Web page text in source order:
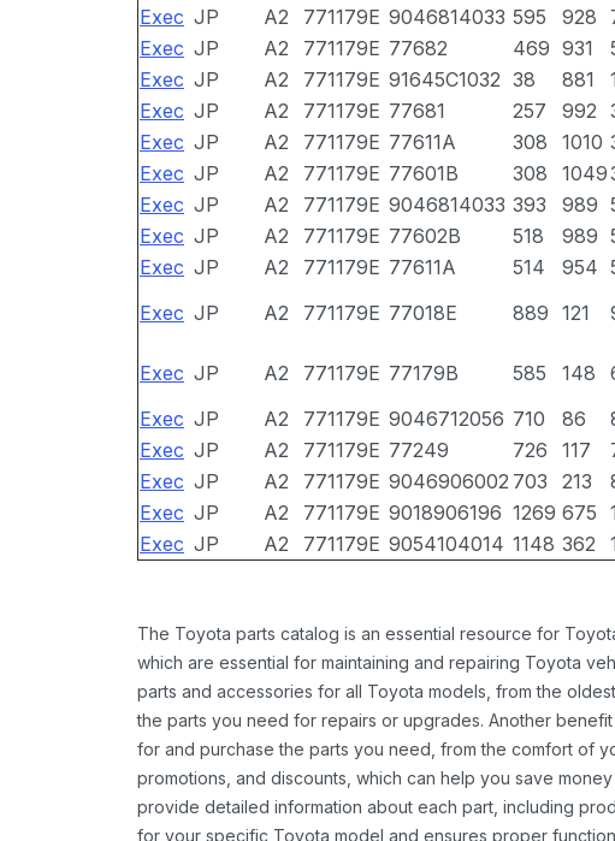
Exec JP A2 771179E 9046814033 595 928
Exec JP A2 771179E 77682 469 931
Exec JP A2 771179E 91645C1032 38 881
Exec JP A2 771179E 77681 257 992
Exec JP A2 771179E 77611A 308 1010
Exec JP A2 771179E 77601B 308 1049
Exec JP A2 771179E 9046814033 393 989
Exec JP A2 771179E 77602B 518 989
Exec JP A2 771179E 77611A 514 954
Exec JP A2 771179E 77018E 889 121
Exec JP A2 771179E 77179B 585 148
Exec JP A2 771179E 9046712056 710 86
Exec JP A2 771179E 77249 726 117
Exec JP A2 771179E 9046906002 703 213
Exec JP A2 771179E 9018906196 1269 675
Exec JP A2 771179E 9054104014 1148 362
The Toyota parts catalog is an essential resource for
which are essential for maintaining and repairing Toyota
parts and accessories for all Toyota models, from the
the parts you need for repairs or upgrades. Another
for and purchase the parts you need, from the comfort of
promotions, and discounts, which can help you save
provide detailed information about each part, including
for your specific Toyota model and ensures proper